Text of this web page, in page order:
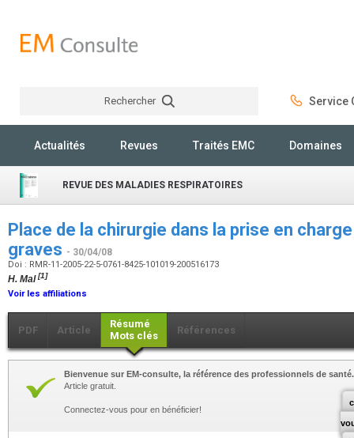
Rechercher Service
Actualités Revues Traités EMC Domaines
REVUE DES MALADIES RESPIRATOIRES
Place de la chirurgie dans la prise en
graves - 30/04/08
Doi : RMR-11-2005-22-5-0761-8425-101019-200516173
H. Mal[1]
Voir les affiliations
PDF Article
Résumé
Mots clés
Références
Bienvenue sur EM-consulte, la référence des professionnels de santé.
Article gratuit.
Connectez-vous pour en bénéficier!